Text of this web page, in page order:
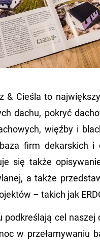
& Cie­śla to
dachu, po­kryć
więź­by i
firm de­kar­skich i
się także
a także
– ta­kich jak
pod­kre­śla­ją cel na­szej
w prze­ła­my­wa­niu